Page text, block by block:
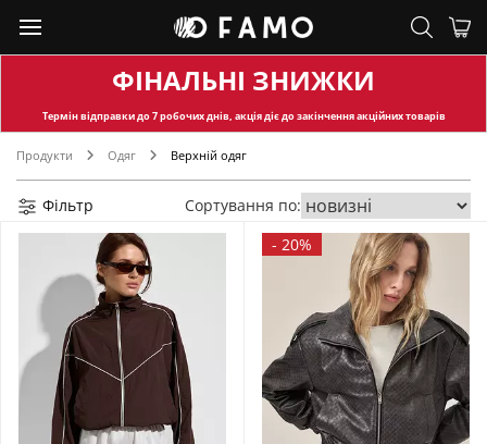
ФІНАЛЬНІ ЗНИЖКИ
Термін відправкидо 7 робочих днів, акція діє до закінчення акційних товарів
Продукти Одяг Верхній одяг
Фільтр Сортування по:
- 20%